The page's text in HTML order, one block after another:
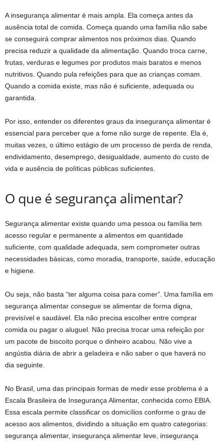
A insegurança alimentar é mais ampla. Ela começa antes da
ausência total de comida. Começa quando uma família não sabe
se conseguirá comprar alimentos nos próximos dias. Quando
precisa reduzir a qualidade da alimentação. Quando troca carne,
frutas, verduras e legumes por produtos mais baratos e menos
nutritivos. Quando pula refeições para que as crianças comam.
Quando a comida existe, mas não é suficiente, adequada ou
garantida.
Por isso, entender os diferentes graus da insegurança alimentar é
essencial para perceber que a fome não surge de repente. Ela é,
muitas vezes, o último estágio de um processo de perda de renda,
endividamento, desemprego, desigualdade, aumento do custo de
vida e ausência de políticas públicas suficientes.
O que é segurança alimentar?
Segurança alimentar existe quando uma pessoa ou família tem
acesso regular e permanente a alimentos em quantidade
suficiente, com qualidade adequada, sem comprometer outras
necessidades básicas, como moradia, transporte, saúde, educação
e higiene.
Ou seja, não basta “ter alguma coisa para comer”. Uma família em
segurança alimentar consegue se alimentar de forma digna,
previsível e saudável. Ela não precisa escolher entre comprar
comida ou pagar o aluguel. Não precisa trocar uma refeição por
um pacote de biscoito porque o dinheiro acabou. Não vive a
angústia diária de abrir a geladeira e não saber o que haverá no
dia seguinte.
No Brasil, uma das principais formas de medir esse problema é a
Escala Brasileira de Insegurança Alimentar, conhecida como EBIA.
Essa escala permite classificar os domicílios conforme o grau de
acesso aos alimentos, dividindo a situação em quatro categorias:
segurança alimentar, insegurança alimentar leve, insegurança